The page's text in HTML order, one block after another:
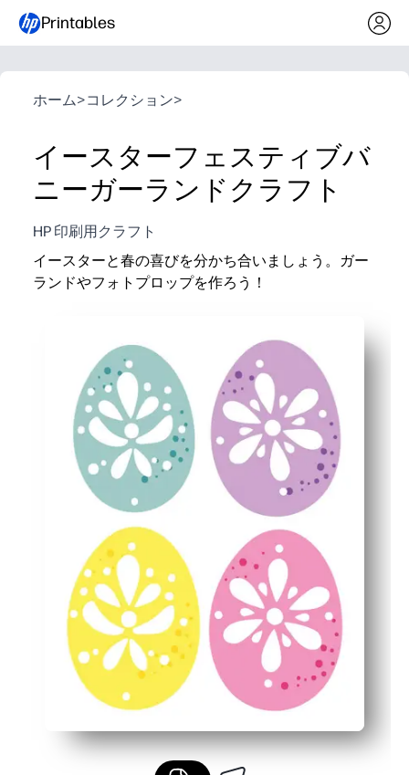
Printables
ホーム>コレクション>
イースターフェスティブバ
ニーガーランドクラフト
HP 印刷用クラフト
イースターと春の喜びを分かち合いましょう。ガー
ランドやフォトプロップを作ろう！
ハンズオンクラフトで、細かい運動能力を身につけ
自宅、教室、パーティー、フォトブースなど、どこで
カードストックに印刷すると、保存して再利用でき